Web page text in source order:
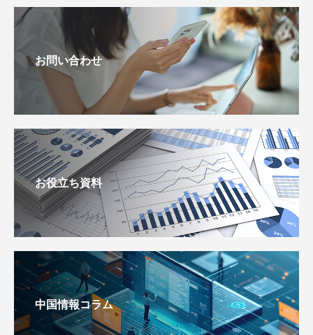
お問い合わせ
お役立ち資料
中国情報コラム